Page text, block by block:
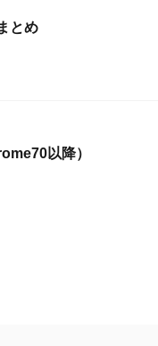
とめ
以降）